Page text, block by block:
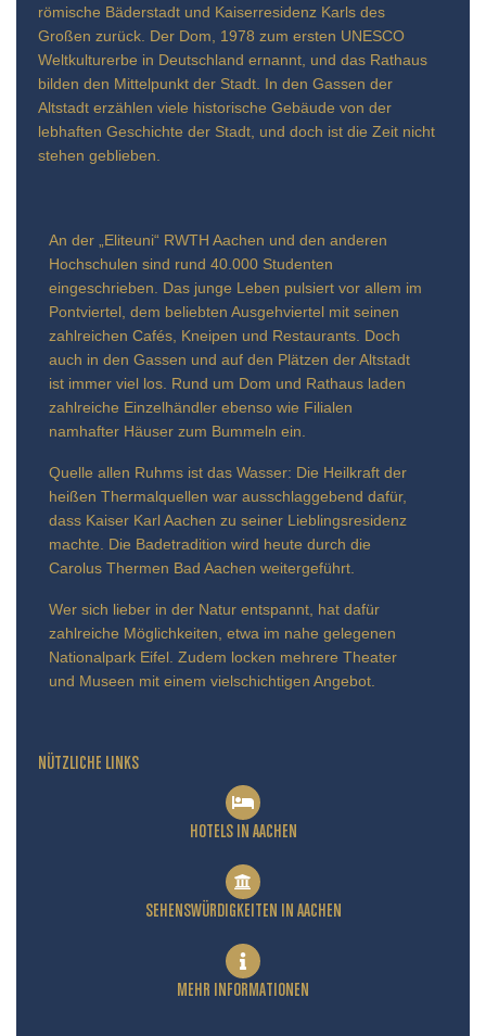
römische Bäderstadt und Kaiserresidenz Karls des
Großen zurück. Der Dom, 1978 zum ersten UNESCO
Weltkulturerbe in Deutschland ernannt, und das Rathaus
bilden den Mittelpunkt der Stadt. In den Gassen der
Altstadt erzählen viele historische Gebäude von der
lebhaften Geschichte der Stadt, und doch ist die Zeit nicht
stehen geblieben.
An der „Eliteuni“ RWTH Aachen und den anderen
Hochschulen sind rund 40.000 Studenten
eingeschrieben. Das junge Leben pulsiert vor allem im
Pontviertel, dem beliebten Ausgehviertel mit seinen
zahlreichen Cafés, Kneipen und Restaurants. Doch
auch in den Gassen und auf den Plätzen der Altstadt
ist immer viel los. Rund um Dom und Rathaus laden
zahlreiche Einzelhändler ebenso wie Filialen
namhafter Häuser zum Bummeln ein.
Quelle allen Ruhms ist das Wasser: Die Heilkraft der
heißen Thermalquellen war ausschlaggebend dafür,
dass Kaiser Karl Aachen zu seiner Lieblingsresidenz
machte. Die Badetradition wird heute durch die
Carolus Thermen Bad Aachen weitergeführt.
Wer sich lieber in der Natur entspannt, hat dafür
zahlreiche Möglichkeiten, etwa im nahe gelegenen
Nationalpark Eifel. Zudem locken mehrere Theater
und Museen mit einem vielschichtigen Angebot.
NÜTZLICHE LINKS
HOTELS IN AACHEN
SEHENSWÜRDIGKEITEN IN AACHEN
MEHR INFORMATIONEN